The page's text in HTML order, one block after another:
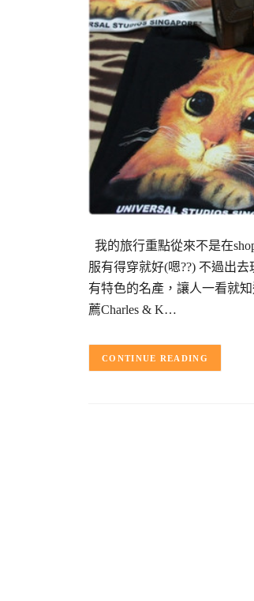
我的旅行重點從來不是在
服有得穿就好(嗯??) 不過出
有特色的名產，讓人一看就
薦Charles & K…
CONTINUE READING